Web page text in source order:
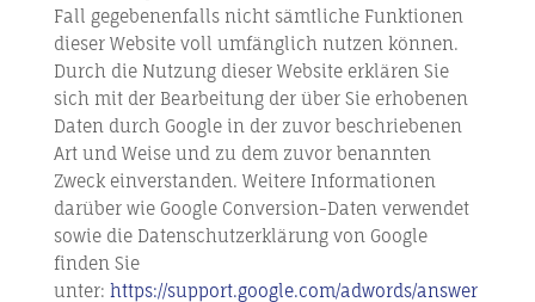
Fall gegebenenfalls nicht sämtliche Funktionen
dieser Website voll umfänglich nutzen können.
Durch die Nutzung dieser Website erklären Sie
sich mit der Bearbeitung der über Sie erhobenen
Daten durch Google in der zuvor beschriebenen
Art und Weise und zu dem zuvor benannten
Zweck einverstanden. Weitere Informationen
darüber wie Google Conversion-Daten verwendet
sowie die Datenschutzerklärung von Google
finden Sie
unter: https://support.google.com/adwords/answer